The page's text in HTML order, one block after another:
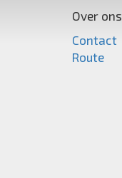
Over ons
Contact
Route